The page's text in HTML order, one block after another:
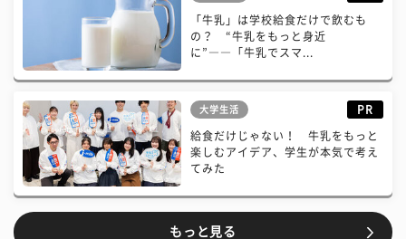
「牛乳」は学校給食だけで飲むも
の？ “牛乳をもっと身近
に”――「牛乳でスマ...
大学生活 PR
給食だけじゃない！ 牛乳をもっと
楽しむアイデア、学生が本気で考え
てみた
もっと見る